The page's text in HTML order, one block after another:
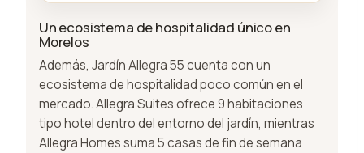
Un ecosistema de hospitalidad único en
Morelos
Además, Jardín Allegra 55 cuenta con un
ecosistema de hospitalidad poco común en el
mercado. Allegra Suites ofrece 9 habitaciones
tipo hotel dentro del entorno del jardín, mientras
Allegra Homes suma 5 casas de fin de semana